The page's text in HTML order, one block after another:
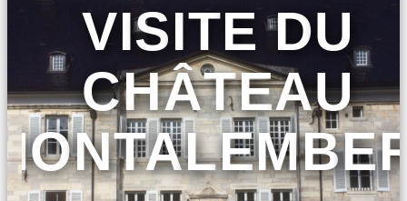
VISITE DU
CHÂTEAU